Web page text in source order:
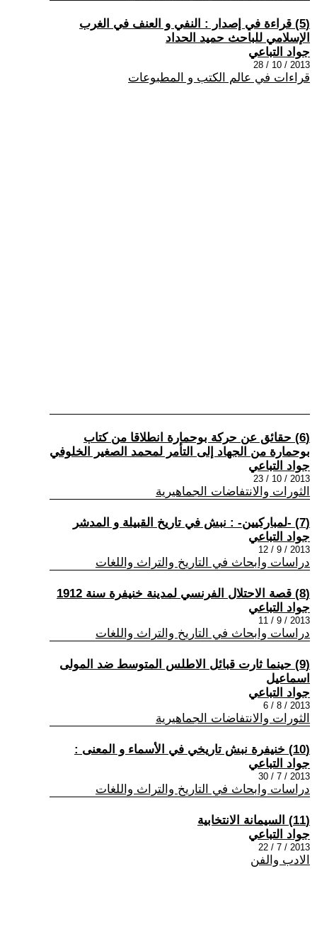
(5) قراءة في إصدار : النفي و العنف في الغرب
الإسلامي للباحث حميد الحداد
جواد التباعي
2013 / 10 / 28
قراءات في عالم الكتب و المطبوعات
(6) حقائق عن حركة بوحمارة انطلاقا من كتاب
بوحمارة من الجهاد إلى التأمر لمحمد الصغير الخلوفي
جواد التباعي
2013 / 10 / 23
الثورات والانتفاضات الجماهيرية
(7) -لمباركيين- : نبش في تاريخ القبيلة و المدشر
جواد التباعي
2013 / 9 / 12
دراسات وابحاث في التاريخ والتراث واللغات
(8) قصة الاحتلال الفرنسي لمدينة خنيفرة سنة 1912
جواد التباعي
2013 / 9 / 11
دراسات وابحاث في التاريخ والتراث واللغات
(9) حينما ثارت قبائل الاطلس المتوسط ضد المولى
اسماعيل
جواد التباعي
2013 / 8 / 6
الثورات والانتفاضات الجماهيرية
(10) خنيفرة نبش تاريخي في الأسماء و المعنى :
جواد التباعي
2013 / 7 / 30
دراسات وابحاث في التاريخ والتراث واللغات
(11) السيمانة الانتخابية
جواد التباعي
2013 / 7 / 22
الادب والفن